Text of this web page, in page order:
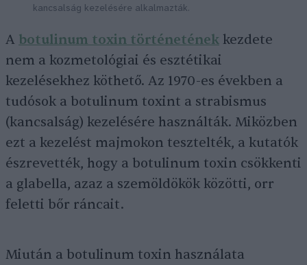
kancsalság kezelésére alkalmazták.
A botulinum toxin történetének kezdete
nem a kozmetológiai és esztétikai
kezelésekhez köthető. Az 1970-es években a
tudósok a botulinum toxint a strabismus
(kancsalság) kezelésére használták. Miközben
ezt a kezelést majmokon tesztelték, a kutatók
észrevették, hogy a botulinum toxin csökkenti
a glabella, azaz a szemöldökök közötti, orr
feletti bőr ráncait.
Miután a botulinum toxin használata